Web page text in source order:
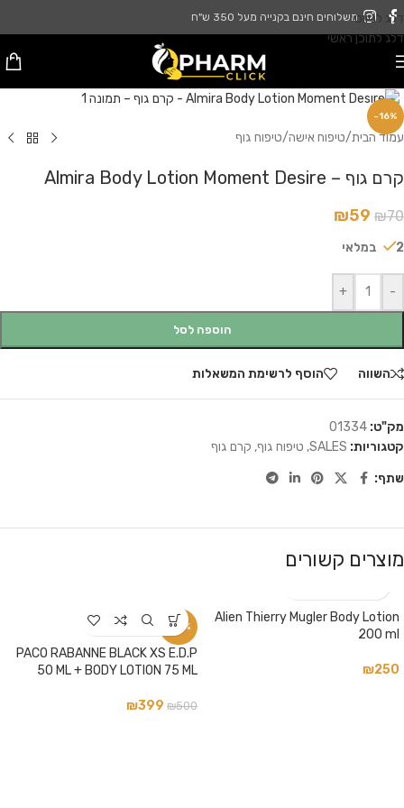
דלג לניווט
דלג לתוכן ראשי
משלוחים חינם בקנייה מעל 350 ש"ח
-16%
עמוד הבית/טיפוח אישה/טיפוח גוף
קרם גוף – Almira Body Lotion Moment Desire
₪70
₪59
2 במלאי
-
+
הוספה לסל
השווה הוסף לרשימת המשאלות
מק"ט: 01334
קטגוריות: SALES
, טיפוח גוף, קרם גוף
שתף:
מוצרים קשורים
Alien Thierry Mugler Body Lotion
200 ml
₪250
-20%
PACO RABANNE BLACK XS E.D.P
50 ML + BODY LOTION 75 ML
₪500
₪399